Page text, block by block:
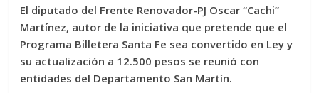
El diputado del Frente Renovador-PJ Oscar “Cachi”
Martínez, autor de la iniciativa que pretende que el
Programa Billetera Santa Fe sea convertido en Ley y
su actualización a 12.500 pesos se reunió con
entidades del Departamento San Martín.